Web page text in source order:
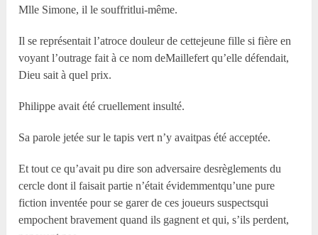
Mlle Simone, il le souffritlui-même.
Il se représentait l’atroce douleur de cettejeune fille si fière en
voyant l’outrage fait à ce nom deMaillefert qu’elle défendait,
Dieu sait à quel prix.
Philippe avait été cruellement insulté.
Sa parole jetée sur le tapis vert n’y avaitpas été acceptée.
Et tout ce qu’avait pu dire son adversaire desrèglements du
cercle dont il faisait partie n’était évidemmentqu’une pure
fiction inventée pour se garer de ces joueurs suspectsqui
empochent bravement quand ils gagnent et qui, s’ils perdent,